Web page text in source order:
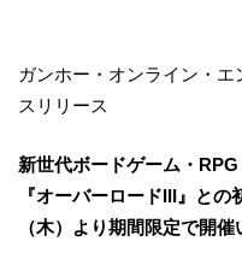
ガンホー・オンライン・
スリリース
新世代ボードゲーム・
『オーバーロードIII』と
（木）より期間限定で開催